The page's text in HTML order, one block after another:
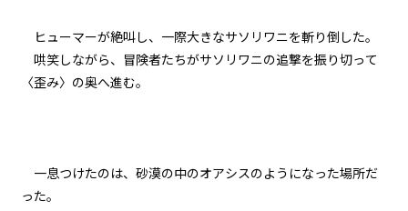
大作戦
第十一話 弁当の効果
二章 【マモのグルメ】と迷宮攻略
大作戦
ヒューマーが絶叫し、一際大きなサソリワニを斬り倒した。
哄笑しながら、冒険者たちがサソリワニの追撃を振り切って
〈歪み〉の奥へ進む。
一息つけたのは、砂漠の中のオアシスのようになった場所だ
った。